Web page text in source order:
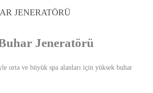
JENERATÖRÜ
Jeneratörü
orta ve büyük spa alanları için yüksek buhar